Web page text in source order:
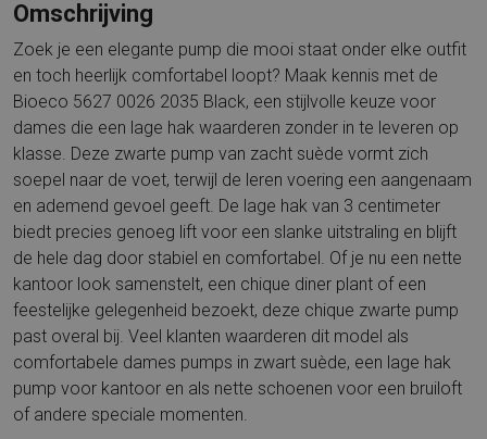
Omschrijving
Zoek je een elegante pump die mooi staat onder elke outfit
en toch heerlijk comfortabel loopt? Maak kennis met de
Bioeco 5627 0026 2035 Black, een stijlvolle keuze voor
dames die een lage hak waarderen zonder in te leveren op
klasse. Deze zwarte pump van zacht suède vormt zich
soepel naar de voet, terwijl de leren voering een aangenaam
en ademend gevoel geeft. De lage hak van 3 centimeter
biedt precies genoeg lift voor een slanke uitstraling en blijft
de hele dag door stabiel en comfortabel. Of je nu een nette
kantoor look samenstelt, een chique diner plant of een
feestelijke gelegenheid bezoekt, deze chique zwarte pump
past overal bij. Veel klanten waarderen dit model als
comfortabele dames pumps in zwart suède, een lage hak
pump voor kantoor en als nette schoenen voor een bruiloft
of andere speciale momenten.